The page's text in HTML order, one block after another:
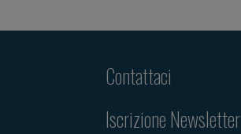
Contattaci
Iscrizione Newsletter